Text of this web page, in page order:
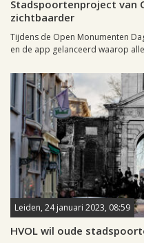
Stadspoortenproject van
zichtbaarder
Tijdens de Open Monumenten
en de app gelanceerd waarop
Leiden, 24 januari 2023, 08:59
HVOL wil oude